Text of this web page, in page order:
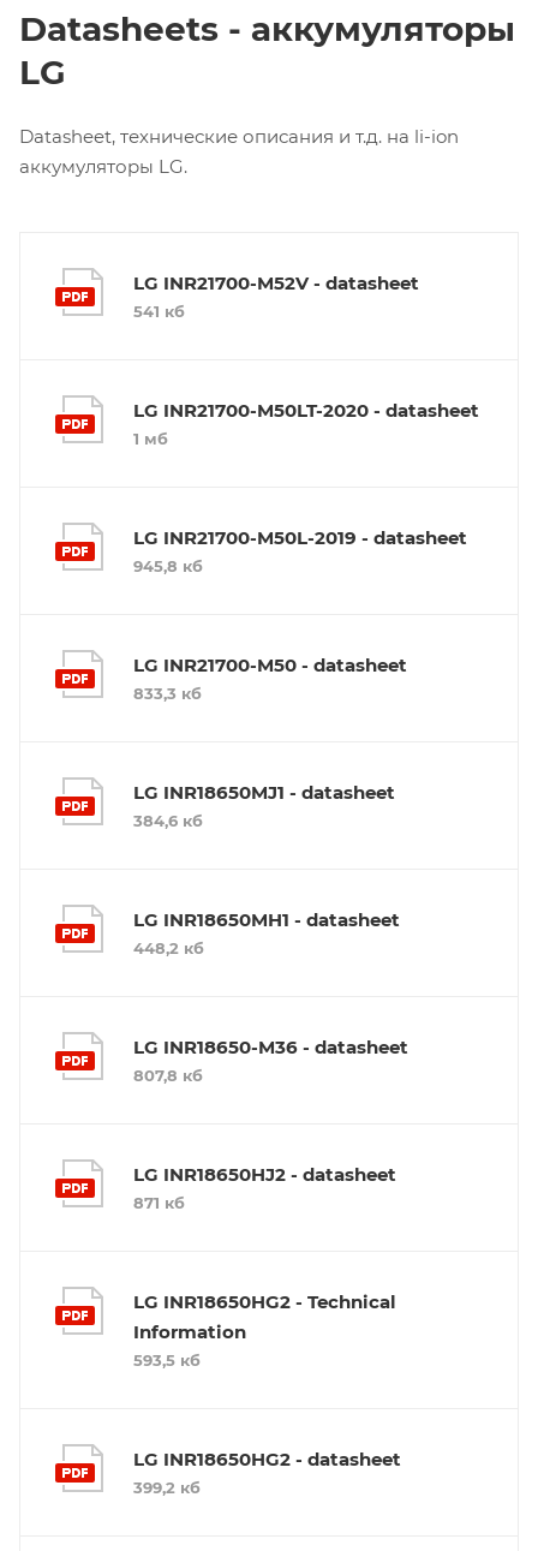
Datasheets - аккумуляторы
LG
Datasheet, технические описания и т.д. на li-ion
аккумуляторы LG.
LG INR21700-M52V - datasheet
541 кб
LG INR21700-M50LT-2020 - datasheet
1 мб
LG INR21700-M50L-2019 - datasheet
945,8 кб
LG INR21700-M50 - datasheet
833,3 кб
LG INR18650MJ1 - datasheet
384,6 кб
LG INR18650MH1 - datasheet
448,2 кб
LG INR18650-M36 - datasheet
807,8 кб
LG INR18650HJ2 - datasheet
871 кб
LG INR18650HG2 - Technical
Information
593,5 кб
LG INR18650HG2 - datasheet
399,2 кб